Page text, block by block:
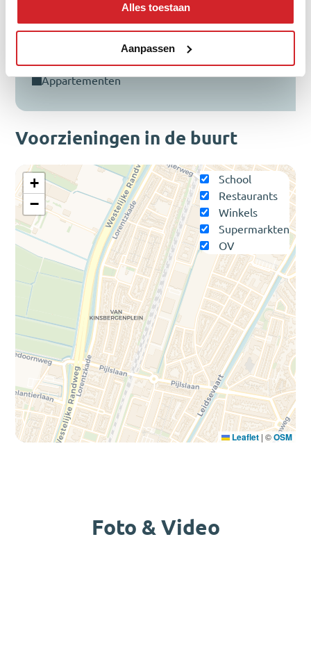
Alles toestaan
Aanpassen
Voorzieningen in de buurt
School
Restaurants
Winkels
Supermarkten
OV
+
−
Leaflet | ©OSM
twee-onder-een-kap
appartementen
Foto & Video